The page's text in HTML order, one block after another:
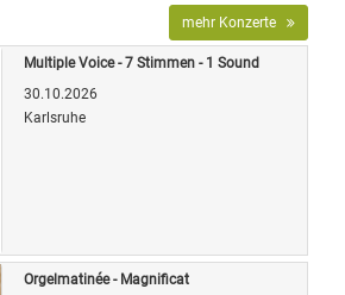
mehr Konzerte
Multiple Voice - 7 Stimmen - 1 Sound
30.10.2026
Karlsruhe
Orgelmatinée - Magnificat